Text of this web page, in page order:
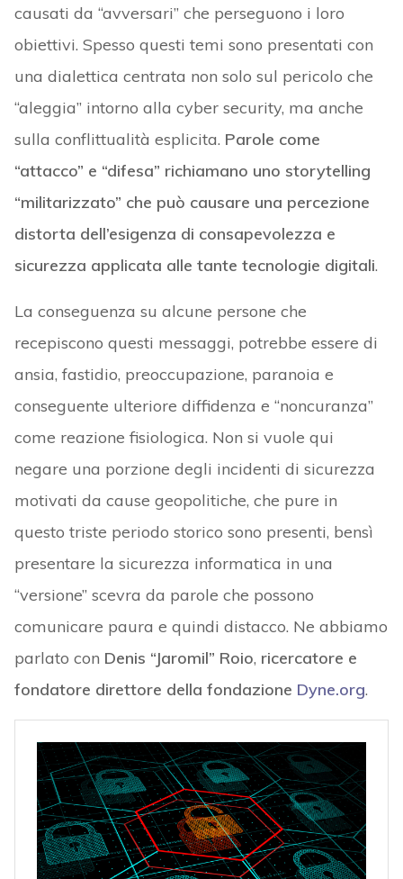
causati da “avversari” che perseguono i loro
obiettivi. Spesso questi temi sono presentati con
una dialettica centrata non solo sul pericolo che
“aleggia” intorno alla cyber security, ma anche
sulla conflittualità esplicita. Parole come
“attacco” e “difesa” richiamano uno storytelling
“militarizzato” che può causare una percezione
distorta dell’esigenza di consapevolezza e
sicurezza applicata alle tante tecnologie digitali.
La conseguenza su alcune persone che
recepiscono questi messaggi, potrebbe essere di
ansia, fastidio, preoccupazione, paranoia e
conseguente ulteriore diffidenza e “noncuranza”
come reazione fisiologica. Non si vuole qui
negare una porzione degli incidenti di sicurezza
motivati da cause geopolitiche, che pure in
questo triste periodo storico sono presenti, bensì
presentare la sicurezza informatica in una
“versione” scevra da parole che possono
comunicare paura e quindi distacco. Ne abbiamo
parlato con Denis “Jaromil” Roio, ricercatore e
fondatore direttore della fondazione Dyne.org.